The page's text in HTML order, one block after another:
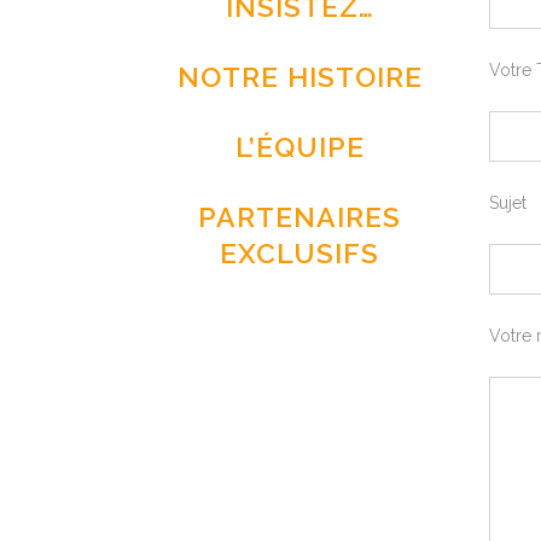
INSISTEZ…
NOTRE HISTOIRE
L’ÉQUIPE
PARTENAIRES
EXCLUSIFS
Votre
Sujet
Votre